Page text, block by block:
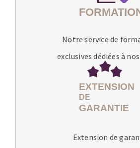
Notre service de
exclusives dédiées à
Extension de